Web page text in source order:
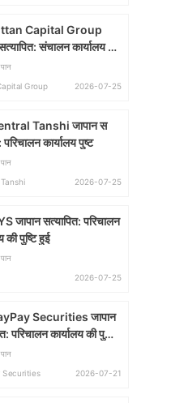
Capital Group
Group
2026-07-25
Tanshi जापान स
त्यापित: परिचालन कार्यालय पुष्ट
2026-07-25
सत्यापित: परिचालन
की पुष्टि हुई
2026-07-25
Securities जापान
पुष्टि
Securities
2026-07-21